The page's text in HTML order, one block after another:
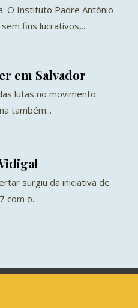
O Instituto Padre António
fins lucrativos,...
em Salvador
lutas no movimento
também...
surgiu da iniciativa de
com o...